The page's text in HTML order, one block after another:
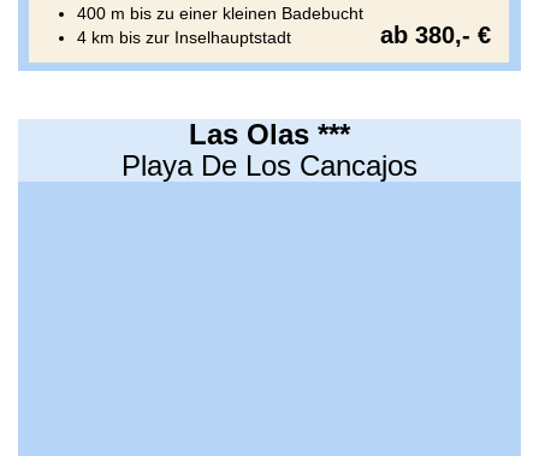
400 m bis zu einer kleinen Badebucht
4 km bis zur Inselhauptstadt
ab 380,- €
Las Olas ***
Playa De Los Cancajos